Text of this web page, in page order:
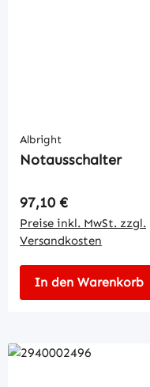
Albright
Notausschalter
Regulärer Preis:
97,10 €
Preise inkl. MwSt. zzgl.
Versandkosten
In den Warenkorb